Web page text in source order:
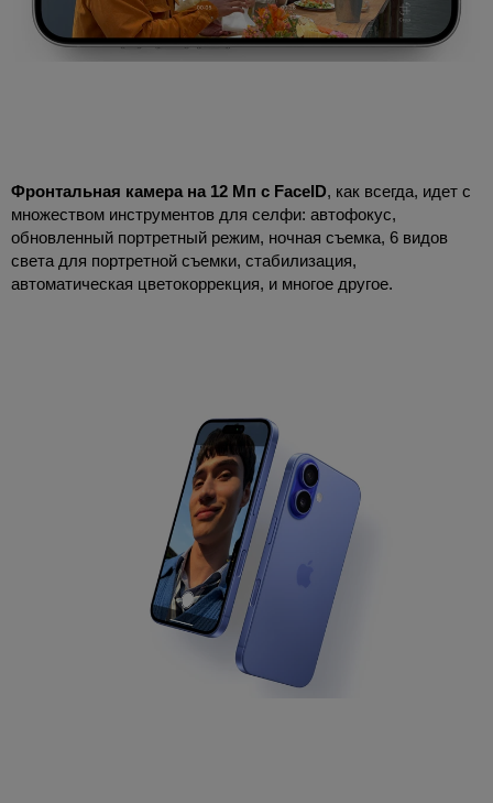
Фронтальная камера на 12 Мп с FaceID, как всегда, идет с
множеством инструментов для селфи: автофокус,
обновленный портретный режим, ночная съемка, 6 видов
света для портретной съемки, стабилизация,
автоматическая цветокоррекция, и многое другое.